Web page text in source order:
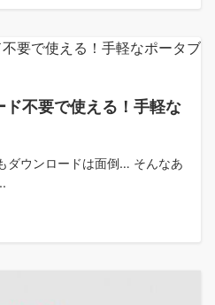
不要で使える！手軽な
ダウンロードは面倒… そんなあ